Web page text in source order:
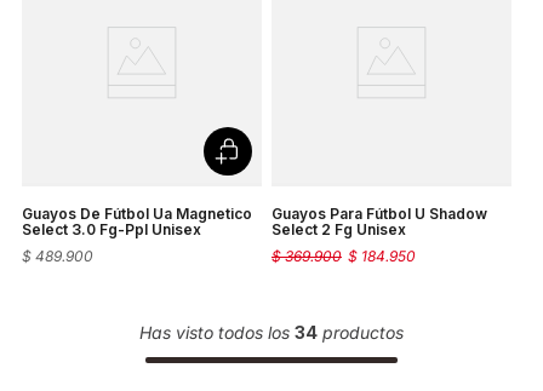
Guayos De Fútbol Ua Magnetico
Select 3.0 Fg-Ppl Unisex
$ 489.900
Guayos Para Fútbol U Shadow
Select 2 Fg Unisex
$ 184.950
$ 369.900
Has visto todos los 34 productos